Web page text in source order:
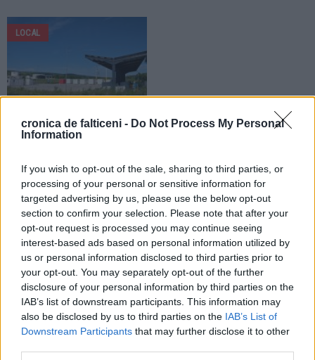
cronica de falticeni - Do Not Process My Personal
Information
If you wish to opt-out of the sale, sharing to third parties, or
processing of your personal or sensitive information for
targeted advertising by us, please use the below opt-out
section to confirm your selection. Please note that after your
opt-out request is processed you may continue seeing
interest-based ads based on personal information utilized by
us or personal information disclosed to third parties prior to
your opt-out. You may separately opt-out of the further
disclosure of your personal information by third parties on the
IAB’s list of downstream participants. This information may
also be disclosed by us to third parties on the IAB’s List of
Downstream Participants that may further disclose it to other
LOCAL
27.07.2026
Proiectul urmează să devină
operațional